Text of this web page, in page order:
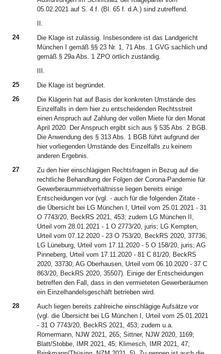
05.02.2021 auf S. 4 f. (Bl. 65 f. d.A.) sind zutreffend.
II.
24
Die Klage ist zulässig. Insbesondere ist das Landgericht
München I gemäß §§ 23 Nr. 1, 71 Abs. 1 GVG sachlich und
gemäß § 29a Abs. 1 ZPO örtlich zuständig.
III.
25
Die Klage ist begründet.
26
Die Klägerin hat auf Basis der konkreten Umstände des
Einzelfalls in dem hier zu entscheidenden Rechtsstreit
einen Anspruch auf Zahlung der vollen Miete für den Monat
April 2020. Der Anspruch ergibt sich aus § 535 Abs. 2 BGB.
Die Anwendung des § 313 Abs. 1 BGB führt aufgrund der
hier vorliegenden Umstände des Einzelfalls zu keinem
anderen Ergebnis.
27
Zu den hier einschlägigen Rechtsfragen in Bezug auf die
rechtliche Behandlung der Folgen der Corona-Pandemie für
Gewerberaummietverhältnisse liegen bereits einige
Entscheidungen vor (vgl. - auch für die folgenden Zitate -
die Übersicht bei LG München I, Urteil vom 25.01.2021 - 31
O 7743/20, BeckRS 2021, 453; zudem LG München II,
Urteil vom 28.01.2021 - 1 O 2773/20, juris; LG Kempten,
Urteil vom 07.12.2020 - 23 O 753/20, BeckRS 2020, 37736;
LG Lüneburg, Urteil vom 17.11.2020 - 5 O 158/20, juris; AG
Pinneberg, Urteil vom 17.11.2020 - 81 C 81/20, BeckRS
2020, 33730; AG Oberhausen, Urteil vom 06.10.2020 - 37 C
863/20, BeckRS 2020, 35507). Einige der Entscheidungen
betreffen den Fall, dass in den vermieteten Gewerberäumen
ein Einzelhandelsgeschäft betrieben wird.
28
Auch liegen bereits zahlreiche einschlägige Aufsätze vor
(vgl. die Übersicht bei LG München I, Urteil vom 25.01.2021
- 31 O 7743/20, BeckRS 2021, 453; zudem u.a.
Römermann, NJW 2021, 265; Sittner, NJW 2020, 1169;
Blatt/Stobbe, IMR 2021, 45; Klimesch, IMR 2021, 47;